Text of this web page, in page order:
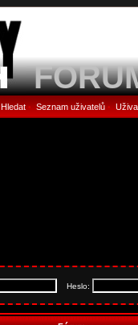
Hledat• Seznam uživatelů•
Heslo: